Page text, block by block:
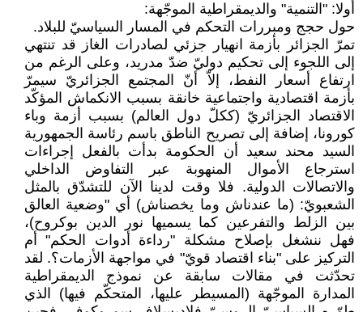
أولا: "التنمية" والديمقراطية الموجّهة:
حول حجج ومبررات التحكم في المسار السياسيّ للبلاد.
تمرّ الجزائر بأزمة انهيار جزئي لصادرات الغاز قد تنتهي
إلى اللجوء إلى تحكيم دوليّ ضدّ مدريد، وعلى الرغم من
ارتفاع أسعار النفط، إلاّ أنّ المجتمع الجزائريّ سيمرّ
بأزمة اقتصادية واجتماعية خانقة بسبب الانكماش المؤكّد
الاقتصاد الجزائريّ (ككلّ دول العالم) بسبب أزمة وباء
كورونا، إضافة إلى تصريح الناطق باسم رئاسة الجمهورية
السيد محند سعيد أن الحكومة بدأت بالفعل إجراءات
استرجاع الأموال المنهوبة عبر التفاوض الداخلي
والاتصالات الدولية. فلا وقت لدينا الآن للتشدّق بالمثل
الشعبويّ: (ما عندناش وما يخصناش) أي "وضعية العالق
بين الزلط والتفرعين كما يسميها نور الدين بوكروح)،
فهل ننشغل بإصلاح مشكلة "رداءة أدوات الحكم" أم
التركيز على "بناء اقتصاد قويّ" في مواجهة الأزمات؟. لقد
تحدّثت في مقالات سابقة عن نموذج الديمقراطية
المدارة الموجّهة (المسيطر عليها، المتحكّم فيها) الذي